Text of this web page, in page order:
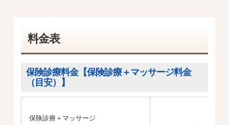
料金表
保険診療料金【保険診療＋マッサージ料金
（目安）】
保険診療＋マッサージ